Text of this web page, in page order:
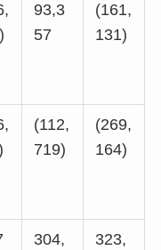
93,3
57
(161,
131)
(112,
719)
(269,
164)
304,
323,